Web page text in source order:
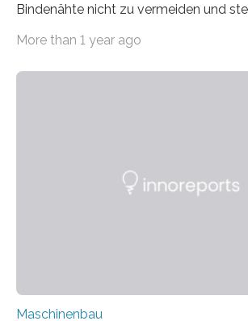
Bindenähte nicht zu vermeiden und
Matrixmaterials eine große
Durch den verstärkten Einsatz von
More than 1 year ago
Maschinenbau